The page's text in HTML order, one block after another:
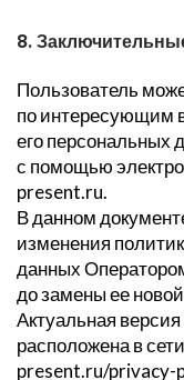
8.
Пользователь
по интересующим
его персональных
с помощью
present.ru.
В данном
изменения
данных
до замены ее
Актуальная
расположена в
present.ru/privacy-